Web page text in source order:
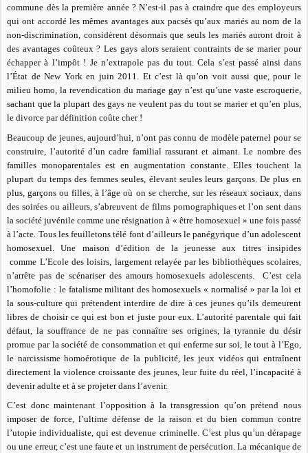
commune dès la première année ? N’est-il pas à craindre que des employeurs
qui ont accordé les mêmes avantages aux pacsés qu’aux mariés au nom de la
non-discrimination, considèrent désormais que seuls les mariés auront droit à
des avantages coûteux ? Les gays alors seraient contraints de se marier pour
échapper à l’impôt ! Je n’extrapole pas du tout. Cela s’est passé ainsi dans
l’État de New York en juin 2011. Et c’est là qu’on voit aussi que, pour le
milieu homo, la revendication du mariage gay n’est qu’une vaste escroquerie,
sachant que la plupart des gays ne veulent pas du tout se marier et qu’en plus,
le divorce par définition coûte cher !
Beaucoup de jeunes, aujourd’hui, n’ont pas connu de modèle paternel pour se
construire, l’autorité d’un cadre familial rassurant et aimant. Le nombre des
familles monoparentales est en augmentation constante. Elles touchent la
plupart du temps des femmes seules, élevant seules leurs garçons. De plus en
plus, garçons ou filles, à l’âge où on se cherche, sur les réseaux sociaux, dans
des soirées ou ailleurs, s’abreuvent de films pornographiques et l’on sent dans
la société juvénile comme une résignation à « être homosexuel » une fois passé
à l’acte. Tous les feuilletons télé font d’ailleurs le panégyrique d’un adolescent
homosexuel. Une maison d’édition de la jeunesse aux titres insipides
comme L’Ecole des loisirs, largement relayée par les bibliothèques scolaires,
n’arrête pas de scénariser des amours homosexuels adolescents. C’est cela
l’homofolie : le fatalisme militant des homosexuels « normalisé » par la loi et
la sous-culture qui prétendent interdire de dire à ces jeunes qu’ils demeurent
libres de choisir ce qui est bon et juste pour eux. L’autorité parentale qui fait
défaut, la souffrance de ne pas connaître ses origines, la tyrannie du désir
promue par la société de consommation et qui enferme sur soi, le tout à l’Ego,
le narcissisme homoérotique de la publicité, les jeux vidéos qui entraînent
directement la violence croissante des jeunes, leur fuite du réel, l’incapacité à
devenir adulte et à se projeter dans l’avenir.
C’est donc maintenant l’opposition à la transgression qu’on prétend nous
imposer de force, l’ultime défense de la raison et du bien commun contre
l’utopie individualiste, qui est devenue criminelle. C’est plus qu’un dérapage
ou une erreur, c’est une faute et un instrument de persécution. La mécanique de